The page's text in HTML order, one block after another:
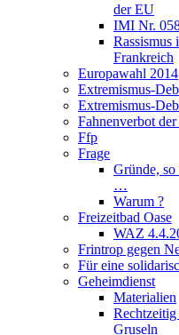
der EU
IMI Nr.
Rassismus
Frankreich
Europawahl 2014
Extremismus-
Extremismus-
Fahnenverbot
Ffp
Frage
Gründe, so
…
Warum ?
Freizeitbad Oase
WAZ
Frintrop gegen
Für eine
Geheimdienst
Materialien
Gruseln